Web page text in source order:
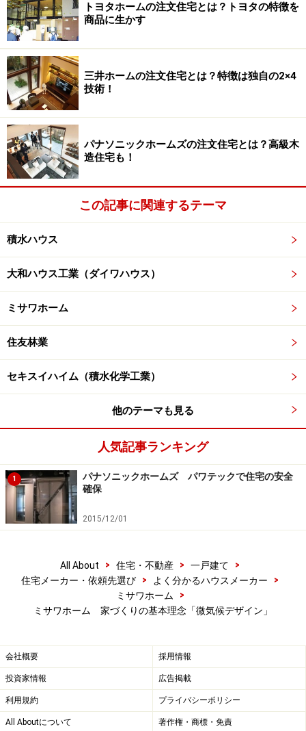
「エコ微気候デザイン」の手法は、我が国の伝統的な住
宅のスタイルを現代の暮らしに合うように改善したもの
ですが。このほかにも今後普及が本格化するスマートハ
ウスなど、最先端の住宅の開発・研究にも積極的に取り
組んでいます。
2012年から、スマートハウス仕様
（PV）などによる「創エネ」、蓄電池による「蓄エネ」
ココ）」 で、エネルギー利用の最適化を図る「調エネ」
を装備したものです。
ライフサイクルCO2マイナス住宅を商品化
ライフサイクルCO2マイナス住宅の内部。格子状の素材を多
用することで、光を建物内部に導くだけでなく、空気を建物
全体に行き渡らせる工夫がみられる（クリックすると拡大し
「創エネ」 については、独自に「カスケードソーラー」
というシステムも有しています。屋根で空気を暖めて一
度床下に下ろし、それを住宅の居室全体に行き渡らせる
という仕組み。PVと一体型で、太陽の光だけでなく熱ま
う考え方です。
このほかプラグインハイブリッド車（PHV）や電気自動
宅へ電力を供給するのに対応する先行配管や配線、住宅
設備、家電製品類などを操作制御するための通信ケーブ
ルの設置なども始めています。
このあたりは、資本提携しているトヨタ自動車グループ
トヨタホームの注文住宅とは？トヨタの特徴を
商品に生かす
三井ホームの注文住宅とは？特徴は独自の2×4
技術！
パナソニックホームズの注文住宅とは？高級木
造住宅も！
この記事に関連するテーマ
積水ハウス
大和ハウス工業（ダイワハウス）
ミサワホーム
住友林業
セキスイハイム（積水化学工業）
他のテーマも見る
人気記事ランキング
1
パナソニックホームズ パワテックで住宅の安全
確保
2015/12/01
All About > 住宅・不動産 > 一戸建て
>
住宅メーカー・依頼先選び
> よく分かるハウスメーカー
>
ミサワホーム
>
ミサワホーム 家づくりの基本理念「微気候デザイン」
会社概要 採用情報
投資家情報 広告掲載
利用規約 プライバシーポリシー
All Aboutについて 著作権・商標・免責